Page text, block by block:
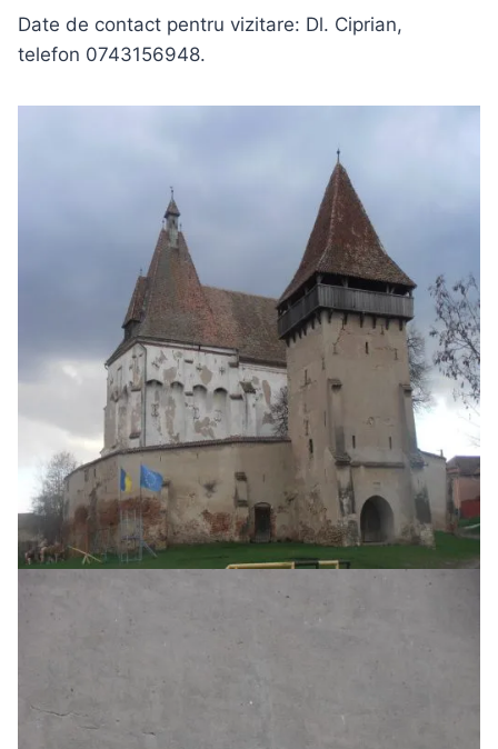
Date de contact pentru vizitare: Dl. Ciprian,
telefon 0743156948.